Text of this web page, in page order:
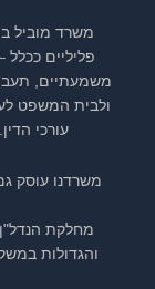
משרד מוביל
פליליים ככלל
משמעתיים,
ולבית המשפט
עורכי
משרדנו עוסק
מחלקת
והגדולות